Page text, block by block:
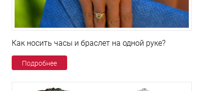
Как носить часы и браслет на одной руке?
Подробнее